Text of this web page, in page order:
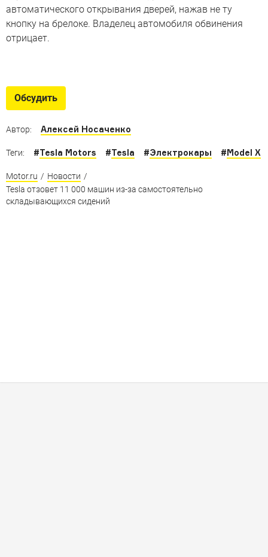
автоматического открывания дверей, нажав не ту
кнопку на брелоке. Владелец автомобиля обвинения
отрицает.
внедорожники на электротяге
Самые крутые внедорожники и кроссоверы с
Обсудить
Автор: Алексей Носаченко
Теги: #Tesla Motors #Tesla #Электрокары #Model X
Motor.ru / Новости /
Tesla отзовет 11 000 машин из-за самостоятельно
складывающихся сидений